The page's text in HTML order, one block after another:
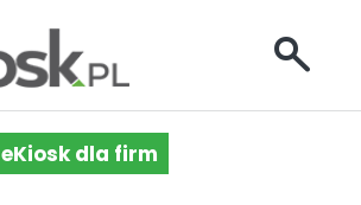
eKiosk dla firm